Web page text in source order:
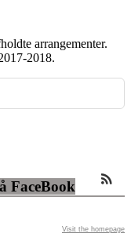
arrangementer.
2018.
FaceBook
Visit the homepage